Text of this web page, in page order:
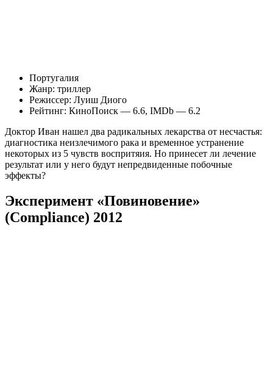
Португалия
Жанр: триллер
Режиссер: Луиш Диого
Рейтинг: КиноПоиск — 6.6, IMDb — 6.2
Доктор Иван нашел два радикальных лекарства от несчастья:
диагностика неизлечимого рака и временное устранение
некоторых из 5 чувств воспритяия. Но принесет ли лечение
результат или у него будут непредвиденные побочные
эффекты?
Эксперимент «Повиновение»
(Compliance) 2012